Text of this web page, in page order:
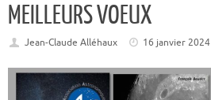
MEILLEURS VOEUX
Jean-Claude Alléhaux 16 janvier 2024